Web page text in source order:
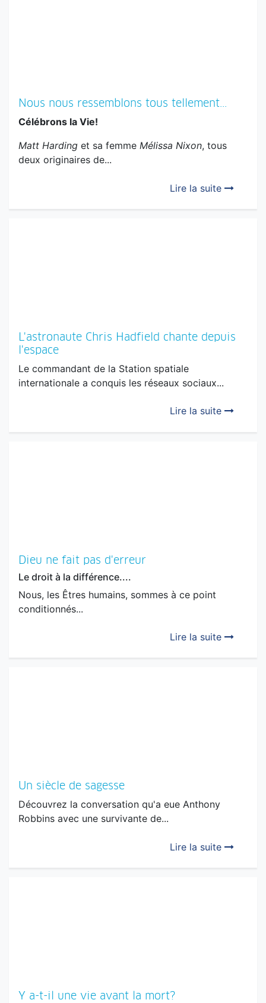
Nous nous ressemblons tous tellement...
Célébrons la Vie!
Matt Harding et sa femme Mélissa Nixon, tous
deux originaires de...
Lire la suite
L'astronaute Chris Hadfield chante depuis
l'espace
Le commandant de la Station spatiale
internationale a conquis les réseaux sociaux...
Lire la suite
Dieu ne fait pas d'erreur
Le droit à la différence....
Nous, les Êtres humains, sommes à ce point
conditionnés...
Lire la suite
Un siècle de sagesse
Découvrez la conversation qu'a eue Anthony
Robbins avec une survivante de...
Lire la suite
Y a-t-il une vie avant la mort?